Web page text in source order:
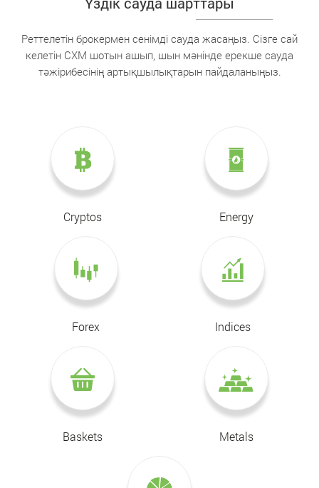
Реттелетін брокермен сенімді сауда жасаңыз. Сізге сай
келетін CXM шотын ашып, шын мәнінде ерекше сауда
тәжірибесінің артықшылықтарын пайдаланыңыз.
Cryptos Energy
Forex Indices
Baskets Metals